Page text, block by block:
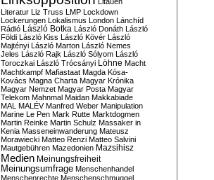
Literatur Liz Truss LMP Lockdown
Lockerungen Lokalismus London Lánchíd
Rádió
László Botka László Donáth László
Földi László Kiss László Kövér László
Majtényi László Marton László Nemes
Jeles László Rajk László Sólyom László
Toroczkai László Trócsányi Löhne Macht
Machtkampf Mafiastaat Magda Kósa-
Kovács Magna Charta Magyar Krónika
Magyar Nemzet Magyar Posta Magyar
Telekom Mahnmal Maidan Makkabiade
MAL MALÉV Manfred Weber Manipulation
Marine Le Pen Mark Rutte Marktdogmen
Martin Reinke Martin Schulz Massaker in
Kenia Masseneinwanderung Mateusz
Morawiecki Matteo Renzi Matteo Salvini
Mautgebühren Mazedonien Mazsihisz
Medien Meinungsfreiheit
Meinungsumfrage Menschenhandel
Menschenrechte Menschenschmuggel